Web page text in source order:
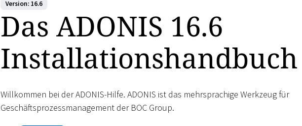
Version: 16.6
Das ADONIS 16.6
Installationshandbuch
Willkommen bei der ADONIS-Hilfe. ADONIS ist das mehrsprachige Werkzeug für
Geschäftsprozessmanagement der BOC Group.